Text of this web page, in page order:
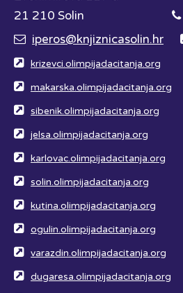
21 210 Solin
iperos@knjiznicasolin.hr
krizevci.olimpijadacitanja.org
makarska.olimpijadacitanja.org
sibenik.olimpijadacitanja.org
jelsa.olimpijadacitanja.org
karlovac.olimpijadacitanja.org
solin.olimpijadacitanja.org
kutina.olimpijadacitanja.org
ogulin.olimpijadacitanja.org
varazdin.olimpijadacitanja.org
dugaresa.olimpijadacitanja.org